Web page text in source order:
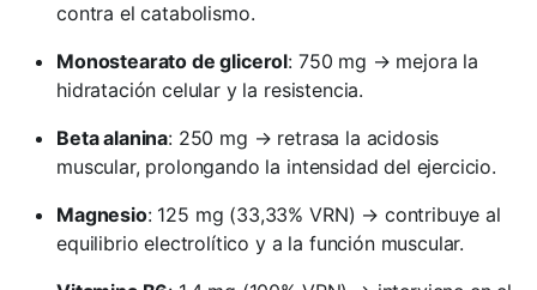
contra el catabolismo.
Monostearato de glicerol: 750 mg → mejora la
hidratación celular y la resistencia.
Beta alanina: 250 mg → retrasa la acidosis
muscular, prolongando la intensidad del ejercicio.
Magnesio: 125 mg (33,33% VRN) → contribuye al
equilibrio electrolítico y a la función muscular.